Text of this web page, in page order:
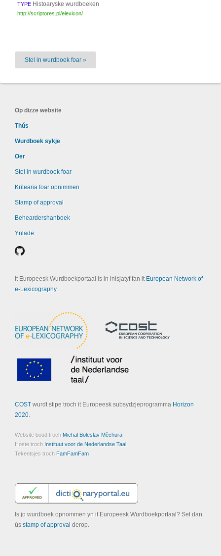
TYPE Histoaryske wurdboeken
http://scriptores.pl/elexicon/
Stel in wurdboek foar »
Op dizze website
Thús
Wurdboek sykje
Oer
Stel in wurdboek foar
Kritearia foar opnimmen
Stamp of approval
Beheardershanboek
Ynlade
It Europeesk Wurdboekportaal is in inisjatyf fan it European Network of
e-Lexicography.
COSTwurdt stipe troch it Europeesk subsydzjeprogramma Horizon
2020.
Website boud troch Michal Boleslav Měchura
Hoste troch Instituut voor de Nederlandse Taal
Tekentsjes troch FamFamFam
Is jo wurdboek opnommen yn it Europeesk Wurdboekportaal? Set dan
ús stamp of approval derop.